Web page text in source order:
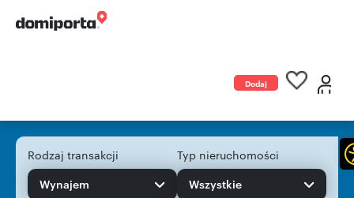
Dodaj
Rodzaj transakcji
Wynajem
Typ nieruchomości
Wszystkie